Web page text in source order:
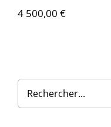
4 500,00 €